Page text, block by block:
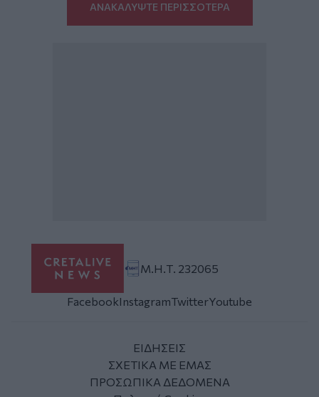
ΑΝΑΚΑΛΥΨΤΕ ΠΕΡΙΣΣΟΤΕΡΑ
Μ.Η.Τ. 232065
FacebookInstagramTwitterYoutube
ΕΙΔΗΣΕΙΣ
ΣΧΕΤΙΚΑ ΜΕ ΕΜΑΣ
ΠΡΟΣΩΠΙΚΑ ΔΕΔΟΜΕΝΑ